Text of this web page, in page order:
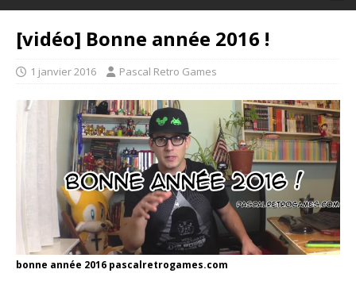
[vidéo] Bonne année 2016 !
1 janvier 2016 Pascal Retro Games
bonne année 2016 pascalretrogames.com